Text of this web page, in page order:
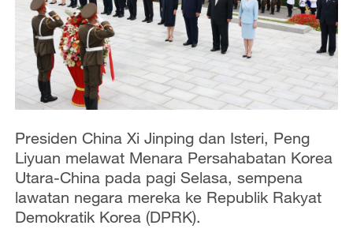
Presiden China Xi Jinping dan Isteri, Peng
Liyuan melawat Menara Persahabatan Korea
Utara-China pada pagi Selasa, sempena
lawatan negara mereka ke Republik Rakyat
Demokratik Korea (DPRK).